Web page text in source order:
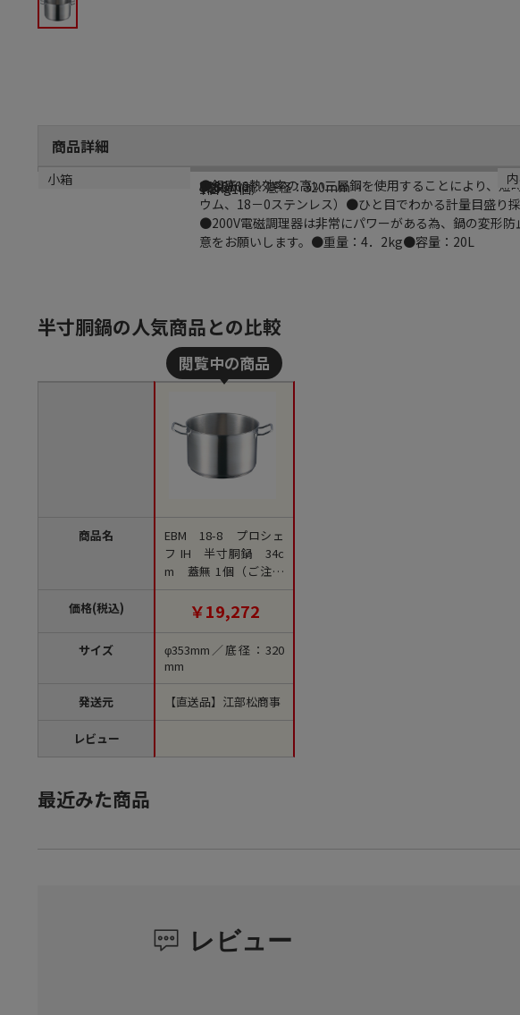
商品詳細
商品説明
●鍋底に熱効率の高い三層鋼を使用することにより、短
ウム、18－0ステンレス）●ひと目でわかる計量目盛り
●200V電磁調理器は非常にパワーがある為、鍋の変形
意をお願いします。●重量：4．2kg●容量：20L
メーカー品番
8886100
サイズ
φ353mm／底径：320mm
重量
4.2kg
小箱
1個（1個）
半寸胴鍋の人気商品との比較
商品名
価格(税込)
サイズ
発送元
レビュー
EBM 18-8 プロシェ
フ IH 半寸胴鍋 34c
m 蓋無 1個（ご注文
単位1個）【直送品】
￥19,272
φ353mm／底径：320
mm
【直送品】江部松商事
最近みた商品
レビュー